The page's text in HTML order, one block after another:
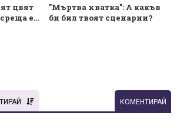
цвят
е...
"Мъртва хватка": А какъв
би бил твоят сценарии?
КОМЕНТИРАЙ